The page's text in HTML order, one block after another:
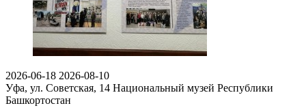
2026-06-18 2026-08-10
Уфа, ул. Советская, 14 Национальный музей Республики
Башкортостан